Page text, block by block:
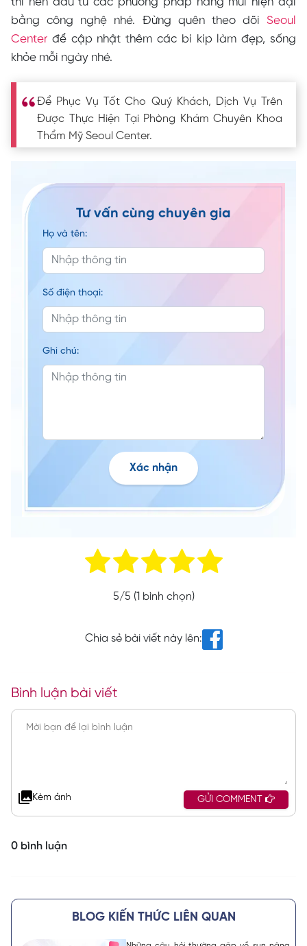
bằng công nghệ nhé. Đừng quên theo dõi Seoul
Center để cập nhật thêm các bí kíp làm đẹp, sống
khỏe mỗi ngày nhé.
Để Phục Vụ Tốt Cho Quý Khách, Dịch Vụ Trên
Được Thực Hiện Tại Phòng Khám Chuyên Khoa
Thẩm Mỹ Seoul Center.
Tư vấn cùng chuyên gia
Họ và tên:
Số điện thoại:
Ghi chú:
Xác nhận
5/5 (1 bình chọn)
Chia sẻ bài viết này lên:
Bình luận bài viết
Kèm ảnh GỬI COMMENT
0 bình luận
BLOG KIẾN THỨC LIÊN QUAN